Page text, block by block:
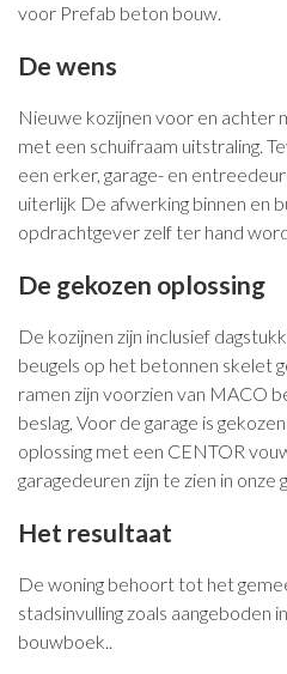
voor Prefab beton bouw.
De wens
Nieuwe kozijnen voor en achter
met een schuifraam uitstraling.
een erker, garage- en
uiterlijk De afwerking binnen en
opdrachtgever zelf ter hand
De gekozen oplossing
De kozijnen zijn inclusief
beugels op het betonnen skelet
ramen zijn voorzien van MACO
beslag, Voor de garage is
oplossing met een CENTOR
garagedeuren zijn te zien in onze
Het resultaat
De woning behoort tot het
stadsinvulling zoals aangeboden
bouwboek..